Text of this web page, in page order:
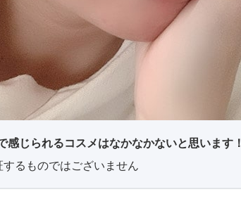
じられるコスメはなかなかないと思います！
るものではございません